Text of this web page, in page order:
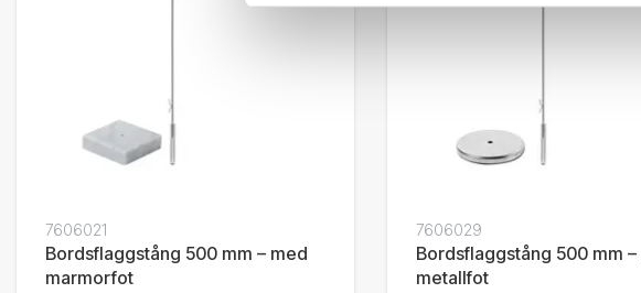
7606021
Bordsflaggstång 500 mm – med
marmorfot
7606029
Bordsflaggstång 500 mm –
metallfot